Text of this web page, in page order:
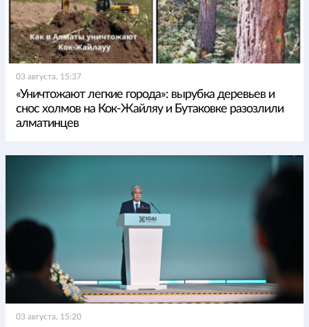
03 августа, 15:37
«Уничтожают легкие города»: вырубка деревьев и
снос холмов на Кок-Жайляу и Бутаковке разозлили
алматинцев
03 августа, 15:20